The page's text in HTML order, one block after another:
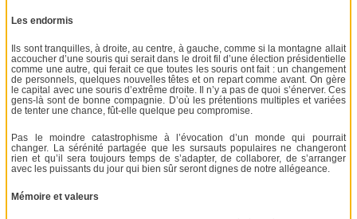
Les endormis
Ils sont tranquilles, à droite, au centre, à gauche, comme si la montagne allait
accoucher d’une souris qui serait dans le droit fil d’une élection présidentielle
comme une autre, qui ferait ce que toutes les souris ont fait : un changement
de personnels, quelques nouvelles têtes et on repart comme avant. On gère
le capital avec une souris d’extrême droite. Il n’y a pas de quoi s’énerver. Ces
gens-là sont de bonne compagnie. D’où les prétentions multiples et variées
de tenter une chance, fût-elle quelque peu compromise.
Pas le moindre catastrophisme à l’évocation d’un monde qui pourrait
changer. La sérénité partagée que les sursauts populaires ne changeront
rien et qu’il sera toujours temps de s’adapter, de collaborer, de s’arranger
avec les puissants du jour qui bien sûr seront dignes de notre allégeance.
Mémoire et valeurs